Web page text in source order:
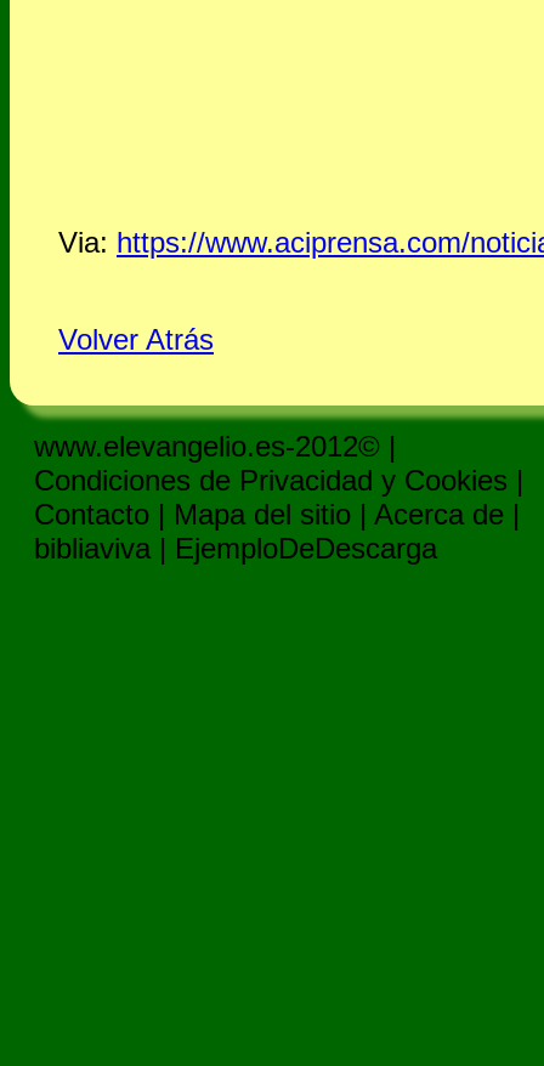
Via: https://www.aciprensa.com/
Volver Atrás
www.elevangelio.es-2012© |
Condiciones de Privacidad y Cookies |
Contacto | Mapa del sitio | Acerca de |
bibliaviva | EjemploDeDescarga